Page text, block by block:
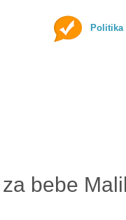
Politika
bebe